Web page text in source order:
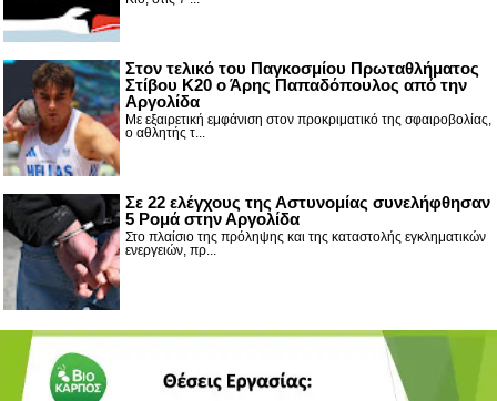
Στον τελικό του Παγκοσμίου Πρωταθλήματος
Στίβου Κ20 ο Άρης Παπαδόπουλος από την
Αργολίδα
Με εξαιρετική εμφάνιση στον προκριματικό της σφαιροβολίας,
ο αθλητής τ...
Σε 22 ελέγχους της Αστυνομίας συνελήφθησαν
5 Ρομά στην Αργολίδα
Στο πλαίσιο της πρόληψης και της καταστολής εγκληματικών
ενεργειών, πρ...